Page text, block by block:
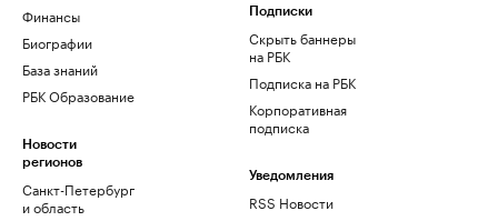
Финансы
Биографии
База знаний
РБК Образование
Новости
регионов
Санкт-Петербург
и область
Подписки
Скрыть баннеры
на РБК
Подписка на РБК
Корпоративная
подписка
Уведомления
RSS Новости